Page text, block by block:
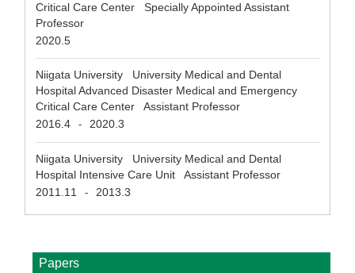
Critical Care Center Specially Appointed Assistant
Professor
2020.5
Niigata University University Medical and Dental
Hospital Advanced Disaster Medical and Emergency
Critical Care Center Assistant Professor
2016.4
- 2020.3
Niigata University University Medical and Dental
Hospital Intensive Care Unit Assistant Professor
2011.11
- 2013.3
Papers